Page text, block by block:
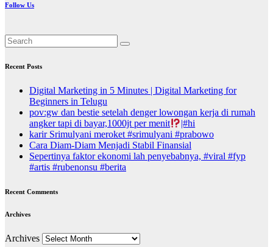
Follow Us
Recent Posts
Digital Marketing in 5 Minutes | Digital Marketing for
Beginners in Telugu
pov:gw dan bestie setelah denger lowongan kerja di rumah
angker tapi di bayar,1000jt per menit
|#hi
karir Srimulyani meroket #srimulyani #prabowo
Cara Diam-Diam Menjadi Stabil Finansial
Sepertinya faktor ekonomi lah penyebabnya, #viral #fyp
#artis #rubenonsu #berita
Recent Comments
Archives
Archives